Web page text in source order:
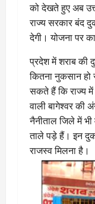
को देखते हुए अब
राज्य सरकार बंद
देगी। योजना पर
प्रदेश में शराब की
कितना नुकसान
सकते हैं कि राज्य में
वाली बागेश्वर की
नैनीताल जिले में
ताले पड़े हैं। इन
राजस्व मिलना है।